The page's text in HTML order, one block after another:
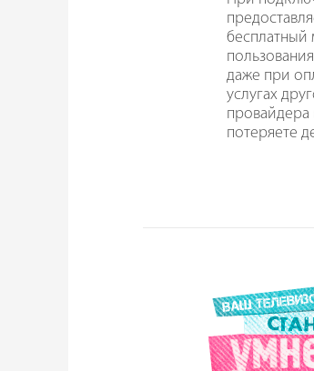
бесплатный
даже при
услугах
провайдера
потеряете